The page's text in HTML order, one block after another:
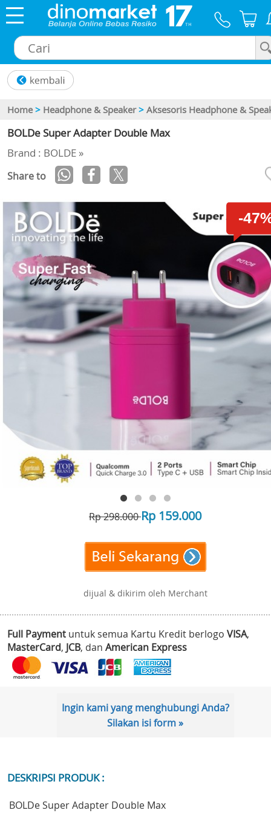
Home > Headphone & Speaker > Aksesoris Headphone &
BOLDe Super Adapter Double Max
Brand : BOLDE »
Share to
-
Rp 298.000Rp 159.000
dijual & dikirim oleh Merchant
Full Payment untuk semua Kartu Kredit berlogo VISA,
MasterCard, JCB, dan American Express
Ingin kami yang menghubungi Anda?
Silakan isi form »
DESKRIPSI PRODUK :
BOLDe Super Adapter Double Max